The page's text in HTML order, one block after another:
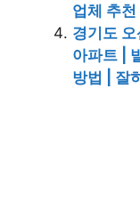
업체 추
경기도 오
아파트 |
방법 | 잘